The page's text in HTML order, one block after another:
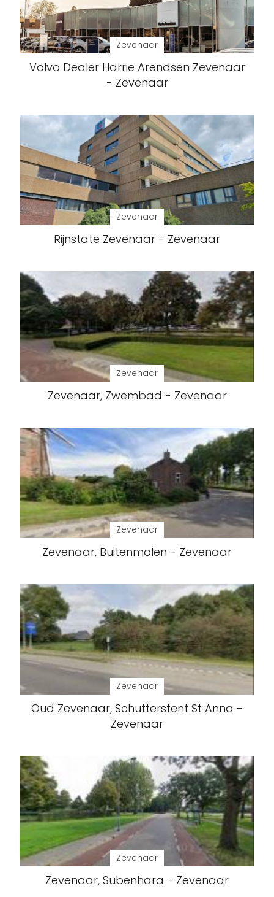
Zevenaar
Volvo Dealer Harrie Arendsen Zevenaar
- Zevenaar
Zevenaar
Rijnstate Zevenaar - Zevenaar
Zevenaar
Zevenaar, Zwembad - Zevenaar
Zevenaar
Zevenaar, Buitenmolen - Zevenaar
Zevenaar
Oud Zevenaar, Schutterstent St Anna -
Zevenaar
Zevenaar
Zevenaar, Subenhara - Zevenaar